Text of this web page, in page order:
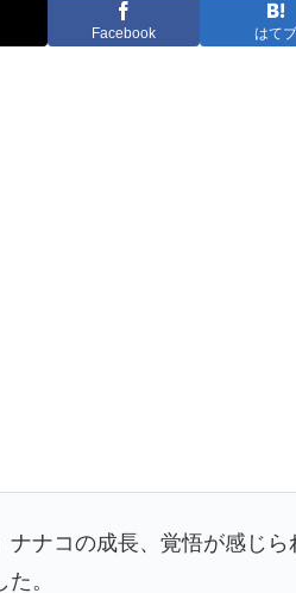
Facebook はてブ
ナナコの成長、覚悟が感じ
。